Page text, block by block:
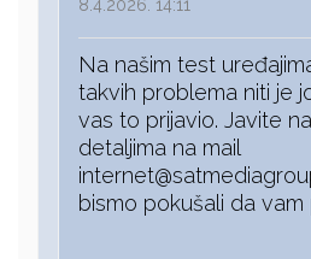
8.4.2026. 14:11
Na našim test
takvih problema niti je
vas to prijavio. Javite
detaljima na mail
bismo pokušali da